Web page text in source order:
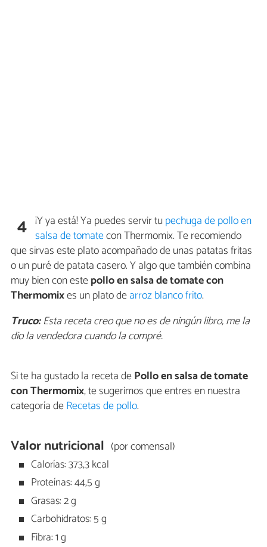
4 ¡Y ya está! Ya puedes servir tupechuga de pollo en
salsa de tomatecon Thermomix. Te recomiendo
que sirvas este plato acompañado de unas patatas fritas
o un puré de patata casero. Y algo que también combina
muy bien con estepollo en salsa de tomate con
Thermomixes un plato dearroz blanco frito.
Truco:Esta receta creo que no es de ningún libro, me la
dio la vendedora cuando la compré.
Si te ha gustado la receta dePollo en salsa de tomate
con Thermomix, te sugerimos que entres en nuestra
categoría deRecetas de pollo.
Valor nutricional (por comensal)
Calorías: 373,3 kcal
Proteínas: 44,5 g
Grasas: 2 g
Carbohidratos: 5 g
Fibra: 1 g